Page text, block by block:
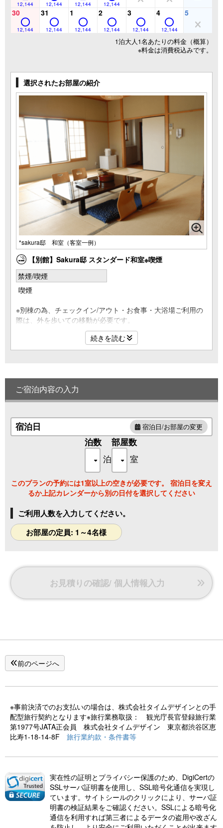
12,144 12,144 12,144 12,144
30
12,144
31
12,144
1
12,144
2
12,144
3
12,144
4
12,144
5
1泊大人1名あたりの料金（概算）
※料金は消費税込みです。
選択されたお部屋の紹介
*sakura邸 和室（客室一例）
【別館】Sakura邸 スタンダード和室※喫煙
禁煙/喫煙
喫煙
※別棟の為、チェックイン/アウト・お食事・大浴場ご利用の
際は、外を歩いての移動が必要です。
※2階客室へは階段移動が必要です。
本館からは離れますが、落ち着いた空間のご滞在におすすめ
です。
【○喫煙客室です○】
●バス・トイレ付
■広さ 8畳以上 ■定員 4名 ■寝具 布団
バスタオル、フェイスタオル、浴衣、ドライヤー
TV、エアコン、冷蔵庫、セーフティBOX
※この部屋タイプは、ペットとのご宿泊に対応しておりませ
※0～2歳のお子様は施設利用料2200円がかかります。
続きを読む
ご宿泊内容の入力
宿泊日 宿泊日/お部屋の変更
泊数
泊
部屋数
室
このプランの予約には1室以上の空きが必要です。 宿泊日を変え
るか上記カレンダーから別の日付を選択してください
ご利用人数を入力してください。
お部屋の定員: 1～4名様
お見積りの確認/ 個人情報入力
前のページへ
※事前決済でのお支払いの場合は、株式会社タイムデザインとの手
配型旅行契約となります※旅行業務取扱： 観光庁長官登録旅行業
第1977号JATA正会員 株式会社タイムデザイン 東京都渋谷区恵
比寿1-18-14-8F 旅行業約款・条件書等
実在性の証明とプライバシー保護のため、DigiCertの
SSLサーバ証明書を使用し、SSL暗号化通信を実現し
ています。サイトシールのクリックにより、サーバ証
明書の検証結果をご確認ください。SSLによる暗号化
通信を利用すれば第三者によるデータの盗用や改ざん